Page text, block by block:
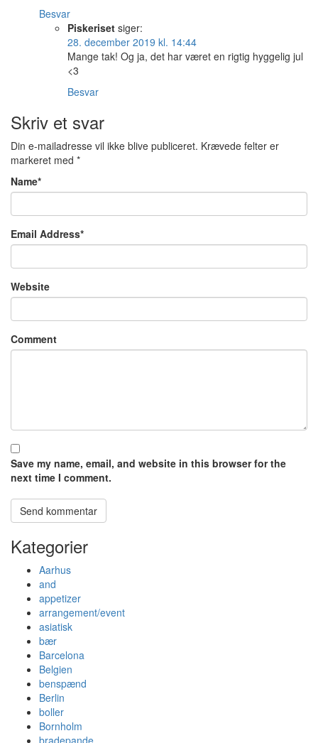
Besvar
Piskeriset siger:
28. december 2019 kl. 14:44
Mange tak! Og ja, det har været en rigtig hyggelig jul
<3
Besvar
Skriv et svar
Din e-mailadresse vil ikke blive publiceret. Krævede felter er
markeret med *
Name*
Email Address*
Website
Comment
Save my name, email, and website in this browser for the
next time I comment.
Kategorier
Aarhus
and
appetizer
arrangement/event
asiatisk
bær
Barcelona
Belgien
benspænd
Berlin
boller
Bornholm
bradepande